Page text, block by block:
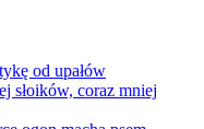
od upałów
słoików, coraz mniej